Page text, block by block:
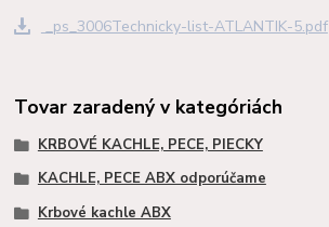
_ps_3006Technicky-list-ATLANTIK-5.pdf
Tovar zaradený v kategóriách
KRBOVÉ KACHLE, PECE, PIECKY
KACHLE, PECE ABX odporúčame
Krbové kachle ABX